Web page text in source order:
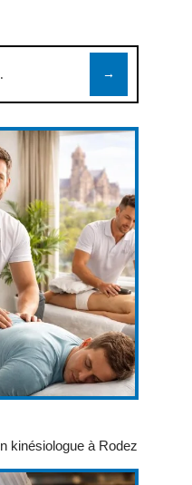
kinésiologue à Rodez